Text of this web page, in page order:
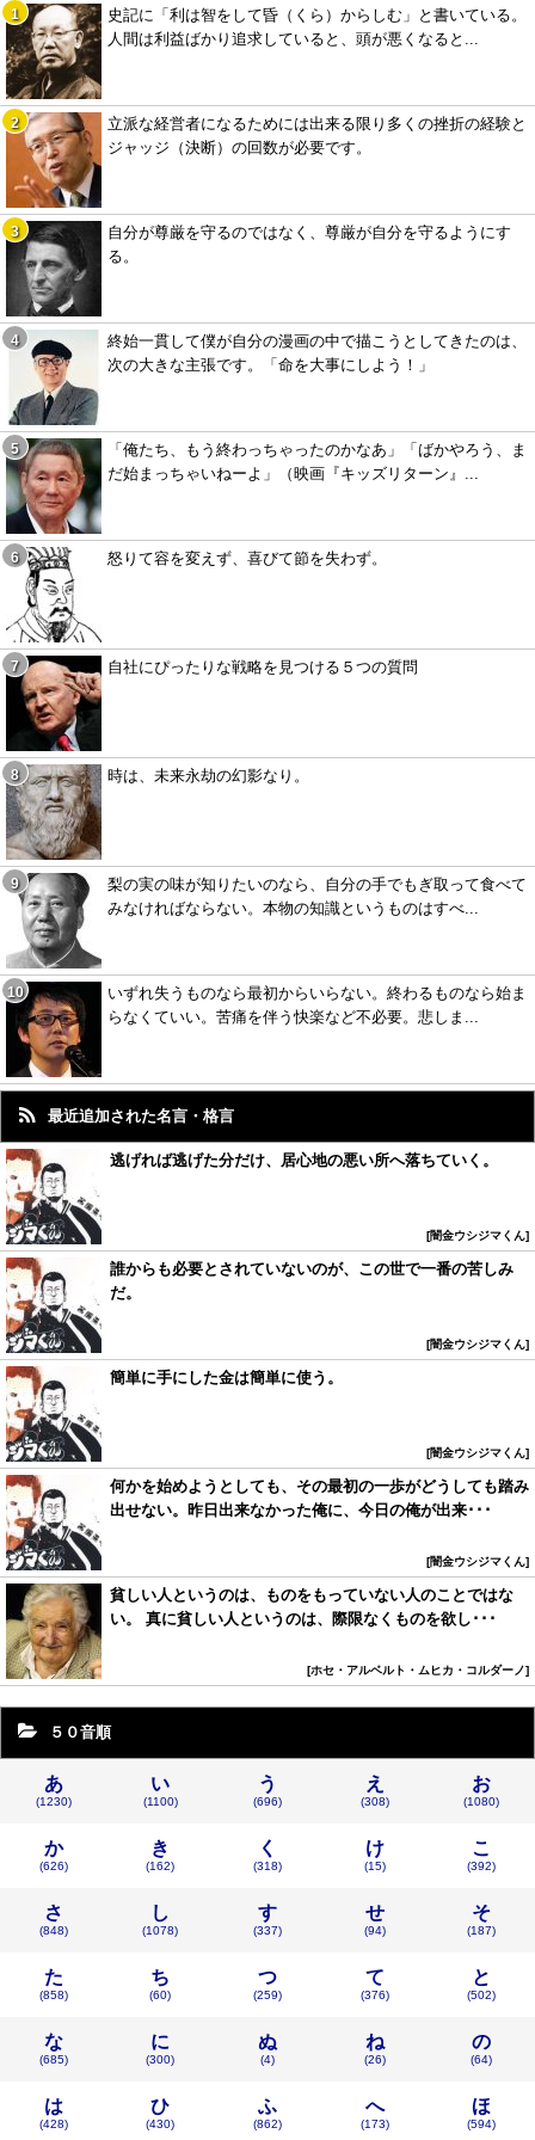
史記に「利は智をして昏（くら）からしむ」と書いている。
人間は利益ばかり追求していると、頭が悪くなると...
立派な経営者になるためには出来る限り多くの挫折の経験と
ジャッジ（決断）の回数が必要です。
自分が尊厳を守るのではなく、尊厳が自分を守るようにす
る。
終始一貫して僕が自分の漫画の中で描こうとしてきたのは、
次の大きな主張です。「命を大事にしよう！」
「俺たち、もう終わっちゃったのかなあ」「ばかやろう、ま
だ始まっちゃいねーよ」（映画『キッズリターン』...
怒りて容を変えず、喜びて節を失わず。
自社にぴったりな戦略を見つける５つの質問
時は、未来永劫の幻影なり。
梨の実の味が知りたいのなら、自分の手でもぎ取って食べて
みなければならない。本物の知識というものはすべ...
いずれ失うものなら最初からいらない。終わるものなら始ま
らなくていい。苦痛を伴う快楽など不必要。悲しま...
最近追加された名言・格言
逃げれば逃げた分だけ、居心地の悪い所へ落ちていく。
闇金ウシジマくん
誰からも必要とされていないのが、この世で一番の苦しみ
だ。
闇金ウシジマくん
簡単に手にした金は簡単に使う。
闇金ウシジマくん
何かを始めようとしても、その最初の一歩がどうしても踏み
出せない。昨日出来なかった俺に、今日の俺が出来･･･
闇金ウシジマくん
貧しい人というのは、ものをもっていない人のことではな
い。 真に貧しい人というのは、際限なくものを欲し･･･
ホセ・アルベルト・ムヒカ・コルダーノ
５０音順
あ
(1230)
い
(1100)
う
(696)
え
(308)
お
(1080)
か
(626)
き
(162)
く
(318)
け
(15)
こ
(392)
さ
(848)
し
(1078)
す
(337)
せ
(94)
そ
(187)
た
(858)
ち
(60)
つ
(259)
て
(376)
と
(502)
な
(685)
に
(300)
ぬ
(4)
ね
(26)
の
(64)
は
(428)
ひ
(430)
ふ
(862)
へ
(173)
ほ
(594)